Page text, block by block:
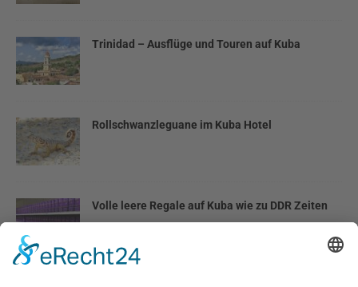
Trinidad – Ausflüge und Touren auf Kuba
Rollschwanzleguane im Kuba Hotel
Volle leere Regale auf Kuba wie zu DDR Zeiten